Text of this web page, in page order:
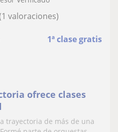
1ª clase gratis
valoraciones)
ofrece clases
trayectoria de más de una